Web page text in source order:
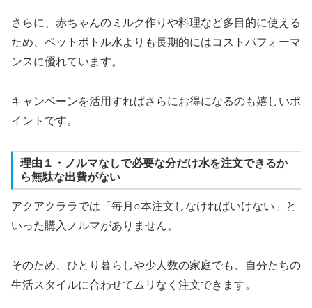
さらに、赤ちゃんのミルク作りや料理など多目的に使える
ため、ペットボトル水よりも長期的にはコストパフォーマ
ンスに優れています。
キャンペーンを活用すればさらにお得になるのも嬉しいポ
イントです。
理由１・ノルマなしで必要な分だけ水を注文できるか
ら無駄な出費がない
アクアクララでは「毎月○本注文しなければいけない」と
いった購入ノルマがありません。
そのため、ひとり暮らしや少人数の家庭でも、自分たちの
生活スタイルに合わせてムリなく注文できます。